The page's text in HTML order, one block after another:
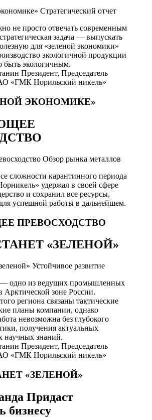
Стратегический отчет
не просто отвечать современным
задача — выпускать
для «зеленой экономики»
экологичной продукции
быть экологичным.
Президент, Председатель
«ГМК Норильский никель»
ЭКОНОМИКЕ»
Обзор рынка металлов
сложности карантинного периода
удержал в своей сфере
и сохранил все ресурсы,
успешной работы в дальнейшем.
ПРЕВОСХОДСТВО
«ЗЕЛЕНОЙ»
Устойчивое развитие
одно из ведущих промышленных
Арктической зоне России.
региона связаны тактические
планы компании, однако
невозможна без глубокого
получения актуальных
научных знаний.
Президент, Председатель
«ГМК Норильский никель»
«ЗЕЛЕНОЙ»
Придаст
бизнесу